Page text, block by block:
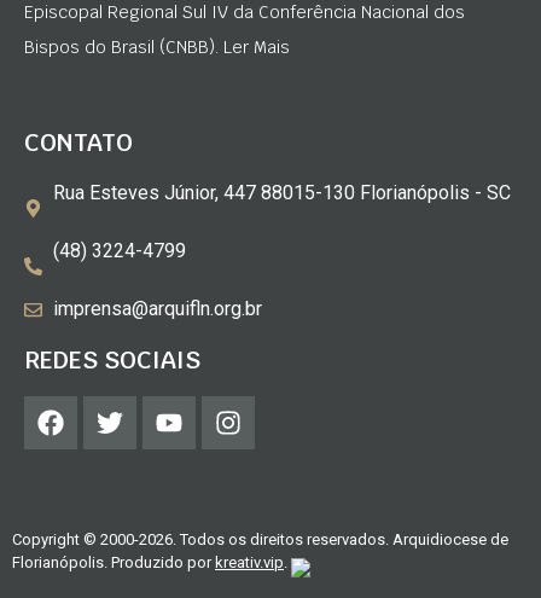
Episcopal Regional Sul IV da Conferência Nacional dos
Bispos do Brasil (CNBB). Ler Mais
CONTATO
Rua Esteves Júnior, 447 88015-130 Florianópolis - SC
(48) 3224-4799
imprensa@arquifln.org.br
REDES SOCIAIS
Copyright © 2000-2026. Todos os direitos reservados. Arquidiocese de
Florianópolis. Produzido por kreativ.vip.